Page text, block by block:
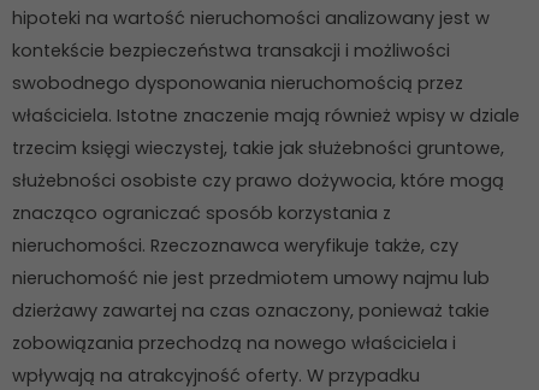
hipoteki na wartość nieruchomości analizowany jest w
kontekście bezpieczeństwa transakcji i możliwości
swobodnego dysponowania nieruchomością przez
właściciela. Istotne znaczenie mają również wpisy w dziale
trzecim księgi wieczystej, takie jak służebności gruntowe,
służebności osobiste czy prawo dożywocia, które mogą
znacząco ograniczać sposób korzystania z
nieruchomości. Rzeczoznawca weryfikuje także, czy
nieruchomość nie jest przedmiotem umowy najmu lub
dzierżawy zawartej na czas oznaczony, ponieważ takie
zobowiązania przechodzą na nowego właściciela i
wpływają na atrakcyjność oferty. W przypadku